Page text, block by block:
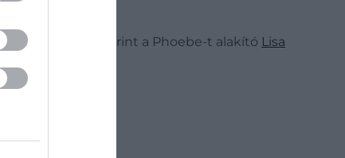
például hírek szerint a Phoebe-t alakító Lisa